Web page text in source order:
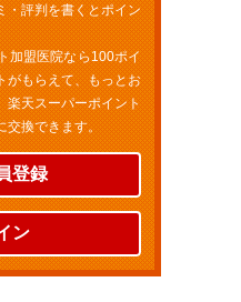
・評判を書くとポイン
加盟医院なら100ポイ
がもらえて、もっとお
楽天スーパーポイント
交換できます。
登録
ン